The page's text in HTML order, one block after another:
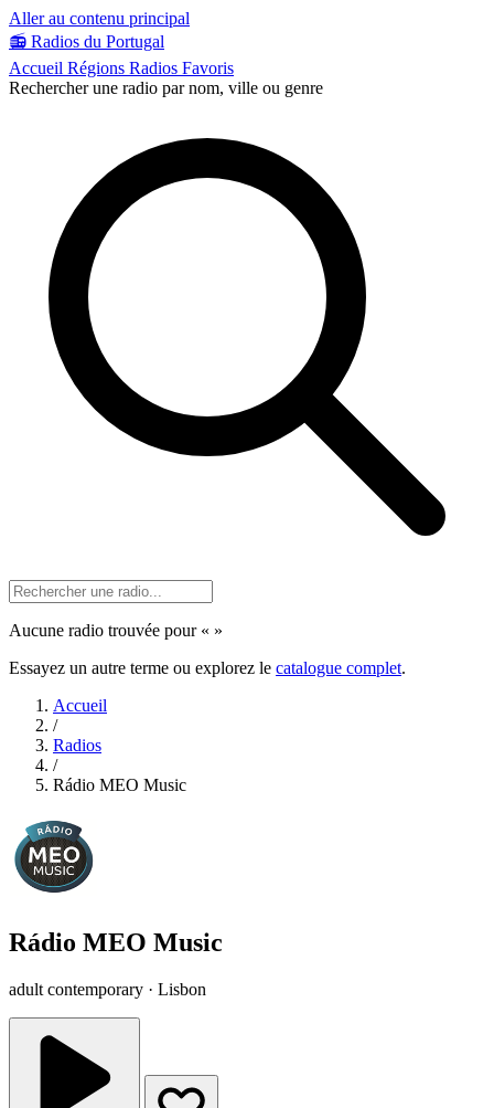
Aller au contenu principal
📻 Radios du Portugal
Accueil Régions Radios Favoris
Rechercher une radio par nom, ville ou genre
Aucune radio trouvée pour « »
Essayez un autre terme ou explorez le catalogue complet.
Accueil
/
Radios
/
Rádio MEO Music
Rádio MEO Music
adult contemporary · Lisbon